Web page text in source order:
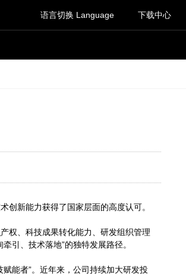
语言切换 Language 下载中心
创新能力获得了国家层面的高度认可。
权、科技成果转化能力、研发组织管理
引、技术落地”的独特发展路径。
能者”。近年来，公司持续加大研发投